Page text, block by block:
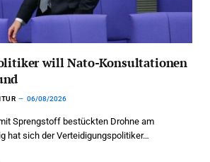
will Nato-Konsultationen
06/08/2026
Sprengstoff bestückten Drohne am
hat sich der Verteidigungspolitiker…